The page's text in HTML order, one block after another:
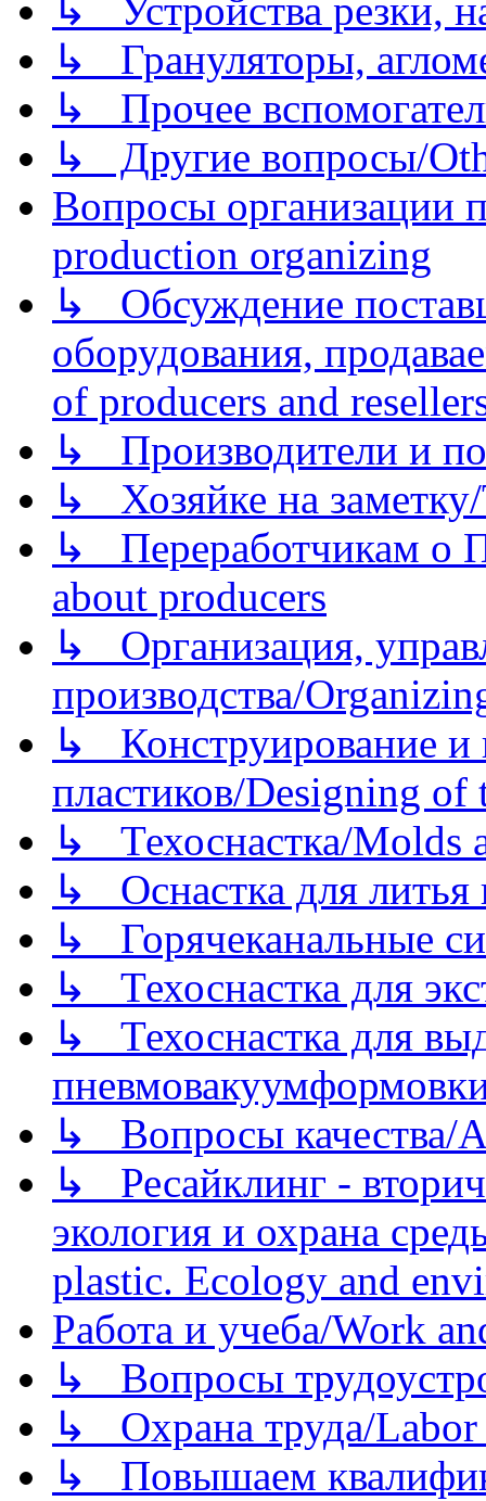
↳ Устройства резки,
↳ Грануляторы,
↳ Прочее
↳ Другие вопросы/
Вопросы организации
production organizing
↳ Обсуждение
оборудования,
of producers and
↳ Производители и
↳ Хозяйке на
↳ Переработчикам о
about producers
↳ Организация,
производства/
↳ Конструирование и
пластиков/Designing of
↳ Техоснастка/Molds
↳ Оснастка для литья
↳ Горячеканальные
↳ Техоснастка для
↳ Техоснастка для
↳ Вопросы качества/
↳ Ресайклинг -
экология и охрана
plastic. Ecology and
Работа и учеба/Work
↳ Вопросы
↳ Охрана труда/Labor
↳ Повышаем